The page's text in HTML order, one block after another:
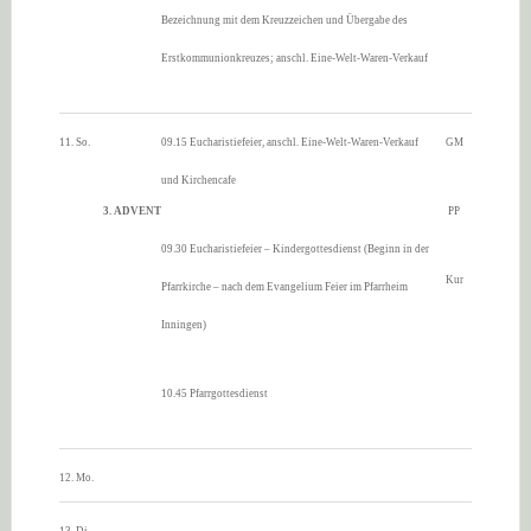
Bezeichnung mit dem Kreuzzeichen und Übergabe des
Erstkommunionkreuzes; anschl. Eine-Welt-Waren-Verkauf
11. So.
3. ADVENT
09.15 Eucharistiefeier, anschl. Eine-Welt-Waren-Verkauf
und Kirchencafe
09.30 Eucharistiefeier – Kindergottesdienst (Beginn in der
Pfarrkirche – nach dem Evangelium Feier im Pfarrheim
Inningen)
10.45 Pfarrgottesdienst
GM
PP
Kur
12. Mo.